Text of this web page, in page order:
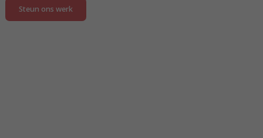
Steun ons werk